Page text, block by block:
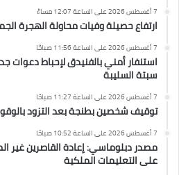
7 أغسطس 2026 على الساعة 12:07 مساءً
ارتفاع حصيلة وفيات محاولة الهجرة
7 أغسطس 2026 على الساعة 11:56 صباحًا
استنفار أمني بالفنيدق لإحباط دعوات
سبتة السليبة
7 أغسطس 2026 على الساعة 11:27 صباحًا
توقيف شخصين بطنجة بعد التزود
7 أغسطس 2026 على الساعة 10:52 صباحًا
مصدر دبلوماسي: إعادة القاصرين غير
على التعليمات الملكية